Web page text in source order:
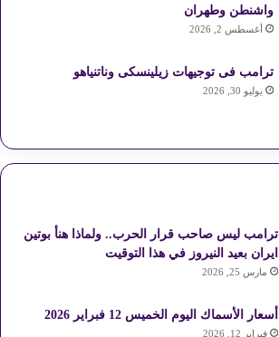
واشنطن وطهران
أغسطس 2, 2026
ترامب فى توجيهات زيلينسكى وناتنياهو
يوليو 30, 2026
ترامب ليس صاحب قرار الحرب.. ولماذا هنأ بوتين
ايران بعيد النيروز في هذا التوقيت
مارس 25, 2026
أسعار الأسماك اليوم الخميس 12 فبراير 2026
فبراير 12, 2026